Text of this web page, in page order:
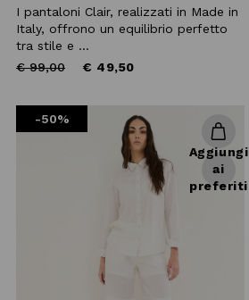
day & night.
Sceglionline l'abbigliamento
donnache fa al caso tuo!
I pantaloni Clair, realizzati in Made in
Italy, offrono un equilibrio perfetto
tra stile e ...
Price
€ 99,00to € 49,50
-50%
Aggiungi
ai
preferiti